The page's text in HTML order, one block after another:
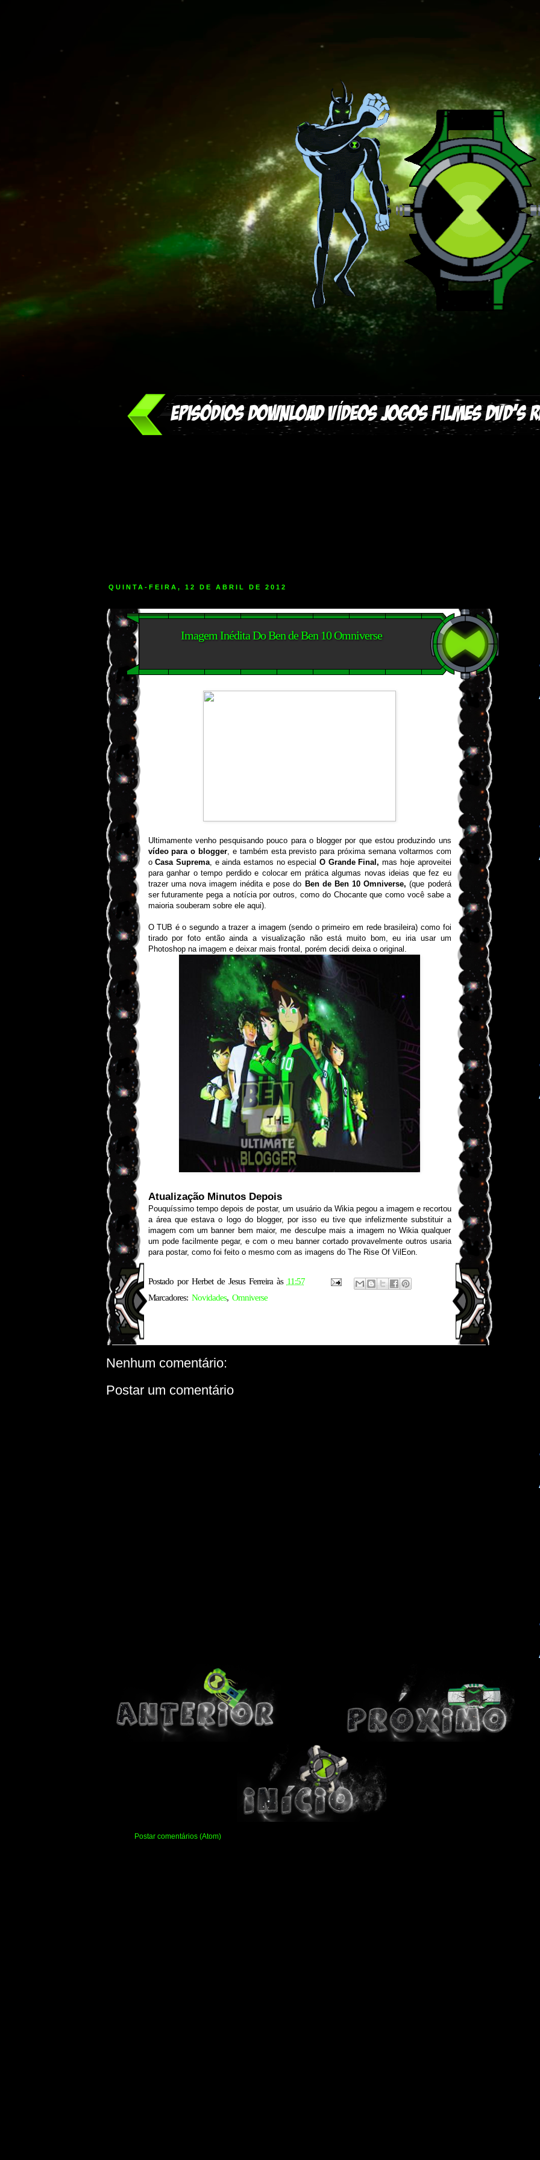
QUINTA-FEIRA, 12 DE ABRIL DE 2012
Imagem Inédita Do Ben de Ben 10 Omniverse
Ultimamente venho pesquisando pouco para o blogger por que estou produzindo uns
vídeo para o blogger, e também esta previsto para próxima semana voltarmos com
oCasa Suprema, e ainda estamos no especialO Grande Final, mas hoje aproveitei
para ganhar o tempo perdido e colocar em prática algumas novas ideias que fez eu
trazer uma nova imagem inédita e pose do Ben de Ben 10 Omniverse, (que poderá
ser futuramente pega a notícia por outros, como do Chocante que como você sabe a
maioria souberam sobre ele aqui).
O TUB é o segundo a trazer a imagem (sendo o primeiro em rede brasileira) como foi
tirado por foto então ainda a visualização não está muito bom, eu iria usar um
Photoshop na imagem e deixar mais frontal, porém decidi deixa o original.
Atualização Minutos Depois
Pouquíssimo tempo depois de postar, um usuário da Wikia pegou a imagem e recortou
a área que estava o logo do blogger, por isso eu tive que infelizmente substituir a
imagem com um banner bem maior, me desculpe mais a imagem no Wikia qualquer
um pode facilmente pegar, e com o meu banner cortado provavelmente outros usaria
para postar, como foi feito o mesmo com as imagens do The Rise Of VilEon.
Postado por Herbet de Jesus Ferreira às 11:57
Marcadores: Novidades, Omniverse
Nenhum comentário:
Postar um comentário
Postar comentários (Atom)